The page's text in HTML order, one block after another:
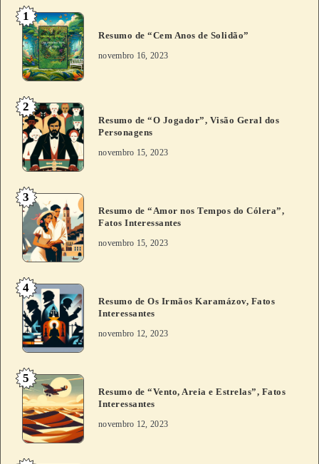
r
i
1
Resumo de “Cem Anos de Solidão”
novembro 16, 2023
2
Resumo de “O Jogador”, Visão Geral dos
Personagens
novembro 15, 2023
3
Resumo de “Amor nos Tempos do Cólera”,
Fatos Interessantes
novembro 15, 2023
4
Resumo de Os Irmãos Karamázov, Fatos
Interessantes
novembro 12, 2023
5
Resumo de “Vento, Areia e Estrelas”, Fatos
Interessantes
novembro 12, 2023